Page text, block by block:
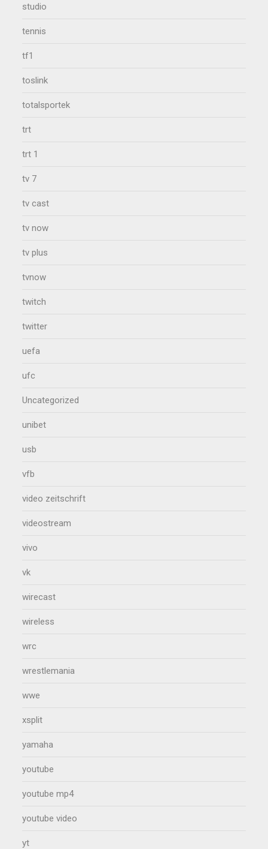
studio
tennis
tf1
toslink
totalsportek
trt
trt 1
tv 7
tv cast
tv now
tv plus
tvnow
twitch
twitter
uefa
ufc
Uncategorized
unibet
usb
vfb
video zeitschrift
videostream
vivo
vk
wirecast
wireless
wrc
wrestlemania
wwe
xsplit
yamaha
youtube
youtube mp4
youtube video
yt